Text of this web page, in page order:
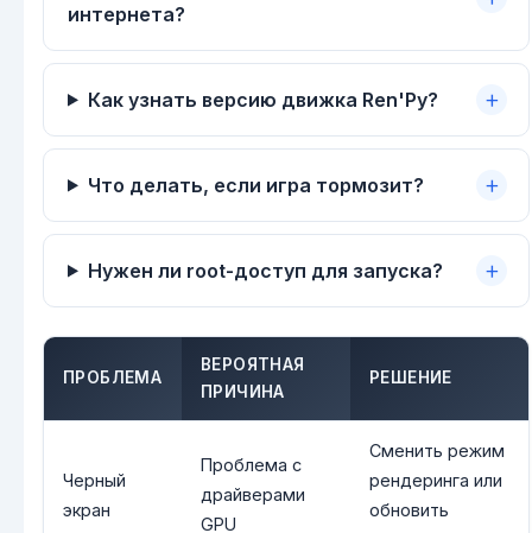
интернета?
Как узнать версию движка Ren'Py?
Что делать, если игра тормозит?
Нужен ли root-доступ для запуска?
ПРОБЛЕМА
ВЕРОЯТНАЯ
ПРИЧИНА
РЕШЕНИЕ
Черный
экран
Проблема с
драйверами
GPU
Сменить режим
рендеринга или
обновить